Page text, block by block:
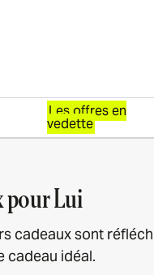
Les offres en
vedette
pour Lui
cadeaux sont
cadeau idéal.